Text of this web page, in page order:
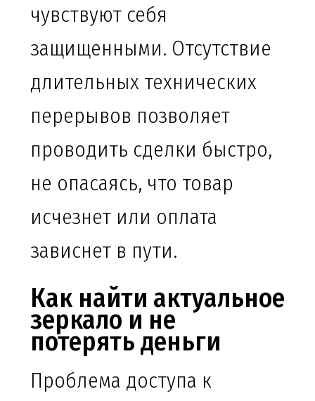
чувствуют себя
защищенными. Отсутствие
длительных технических
перерывов позволяет
проводить сделки быстро,
не опасаясь, что товар
исчезнет или оплата
зависнет в пути.
Как найти актуальное
зеркало и не
потерять деньги
Проблема доступа к